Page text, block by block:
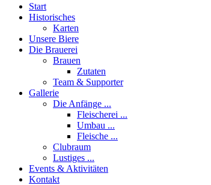
Start
Historisches
Karten
Unsere Biere
Die Brauerei
Brauen
Zutaten
Team & Supporter
Gallerie
Die Anfänge ...
Fleischerei ...
Umbau ...
Fleische ...
Clubraum
Lustiges ...
Events & Aktivitäten
Kontakt